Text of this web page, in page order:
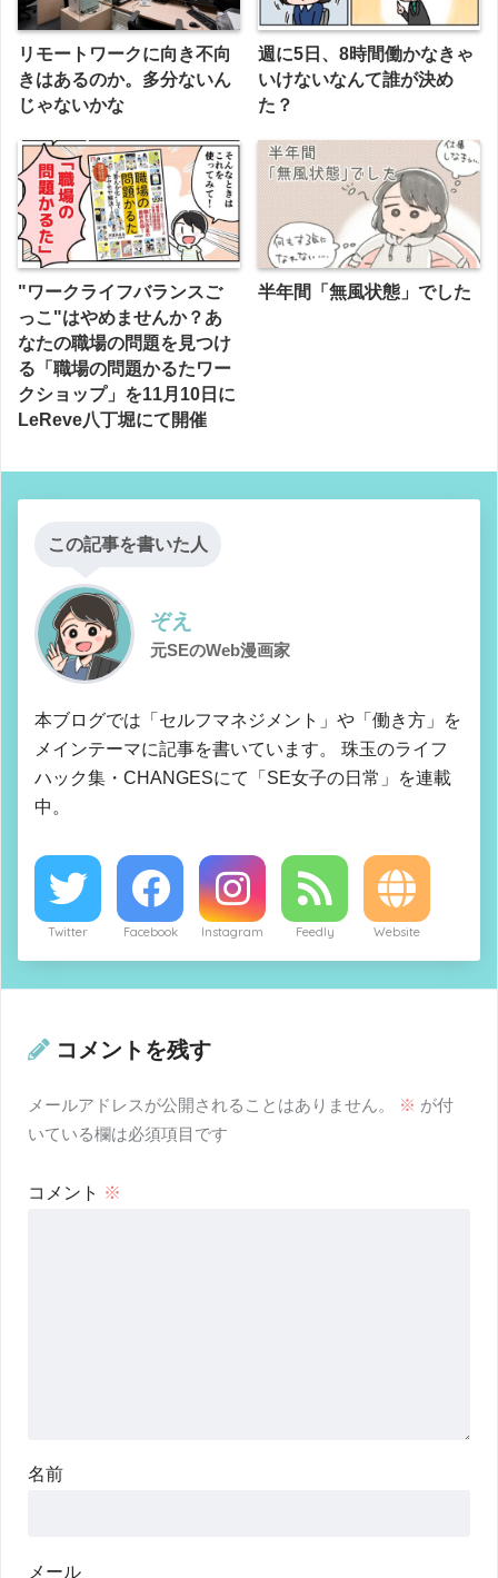
リモートワークに向き不向
きはあるのか。多分ないん
じゃないかな
週に5日、8時間働かなきゃ
いけないなんて誰が決め
た？
"ワークライフバランスご
っこ"はやめませんか？あ
なたの職場の問題を見つけ
る「職場の問題かるたワー
クショップ」を11月10日に
LeReve八丁堀にて開催
半年間「無風状態」でした
この記事を書いた人
ぞえ
元SEのWeb漫画家
本ブログでは「セルフマネジメント」や「働き方」を
メインテーマに記事を書いています。 珠玉のライフ
ハック集・CHANGESにて「SE女子の日常」を連載
中。
Twitter Facebook Instagram Feedly Website
コメントを残す
メールアドレスが公開されることはありません。 ※ が付
いている欄は必須項目です
コメント ※
名前
メール